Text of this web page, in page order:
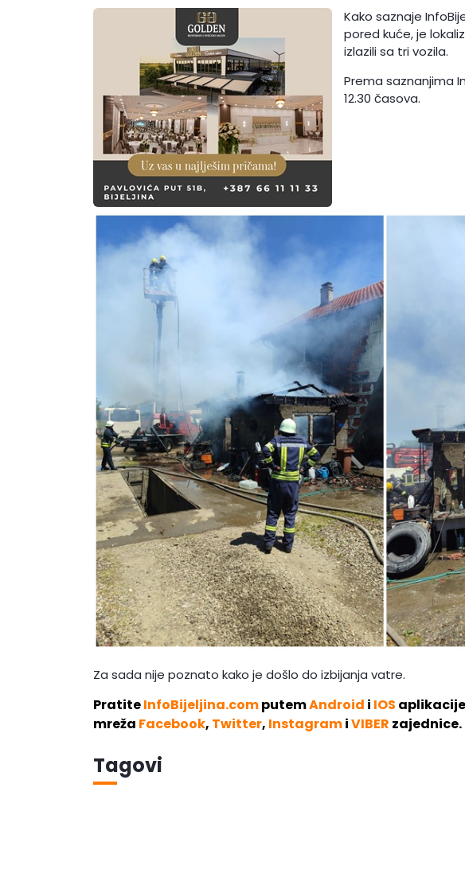
Kako saznaje
pored kuće, je
izlazili sa tri vozila.
Prema saznanjima
12.30 časova.
Za sada nije poznato kako je došlo do izbijanja vatre.
PratiteInfoBijeljina.computemAndroid i IOS
mreža Facebook, Twitter, InstagramiVIBER zajednice.
Tagovi